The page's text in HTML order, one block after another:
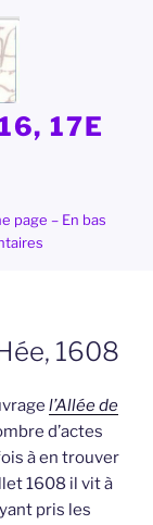
17E
page – En bas
1608
l’Allée de
d’actes
à en trouver
1608 il vit à
pris les